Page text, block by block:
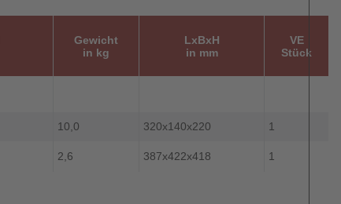
Gewicht
in kg
LxBxH
in mm
VE
Stück
10,0 320x140x220 1
2,6 387x422x418 1